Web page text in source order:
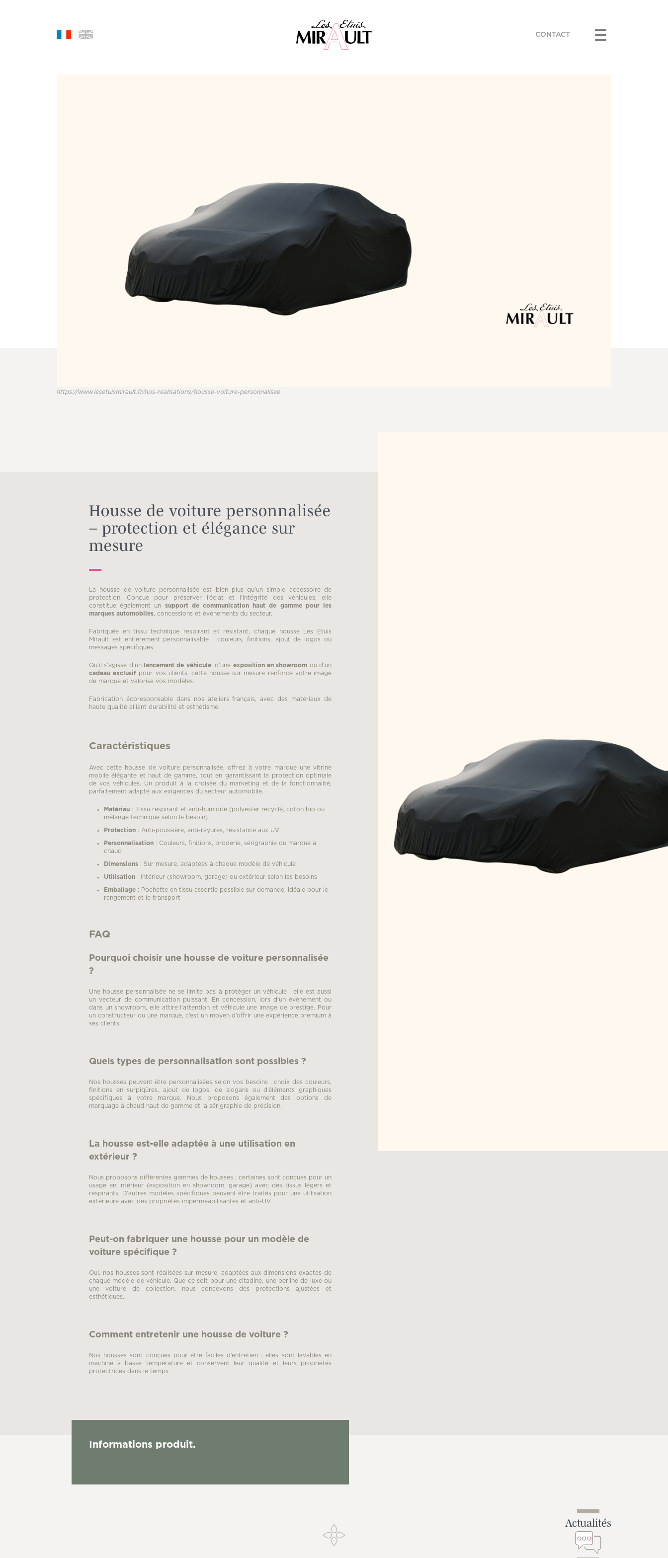
CONTACT
https://www.lesetuismirault.fr/nos-realisations/housse-voiture-personnalisee
Housse de voiture personnalisée
– protection et élégance sur
mesure
La housse de voiture personnalisée est bien plus qu’un simple accessoire de
protection. Conçue pour préserver l’éclat et l’intégrité des véhicules, elle
constitue également un support de communication haut de gamme pour les
marques automobiles, concessions et événements du secteur.
Fabriquée en tissu technique respirant et résistant, chaque housse Les Etuis
Mirault est entièrement personnalisable : couleurs, finitions, ajout de logos ou
messages spécifiques.
Qu’il s’agisse d’un lancement de véhicule, d’une exposition en showroom ou d’un
cadeau exclusif pour vos clients, cette housse sur mesure renforce votre image
de marque et valorise vos modèles.
Fabrication écoresponsable dans nos ateliers français, avec des matériaux de
haute qualité alliant durabilité et esthétisme.
Caractéristiques
Avec cette housse de voiture personnalisée, offrez à votre marque une vitrine
mobile élégante et haut de gamme, tout en garantissant la protection optimale
de vos véhicules. Un produit à la croisée du marketing et de la fonctionnalité,
parfaitement adapté aux exigences du secteur automobile.
Matériau : Tissu respirant et anti-humidité (polyester recyclé, coton bio ou
mélange technique selon le besoin)
Protection : Anti-poussière, anti-rayures, résistance aux UV
Personnalisation : Couleurs, finitions, broderie, sérigraphie ou marque à
chaud
Dimensions : Sur mesure, adaptées à chaque modèle de véhicule
Utilisation : Intérieur (showroom, garage) ou extérieur selon les besoins
Emballage : Pochette en tissu assortie possible sur demande, idéale pour le
rangement et le transport
FAQ
Pourquoi choisir une housse de voiture personnalisée
?
Une housse personnalisée ne se limite pas à protéger un véhicule : elle est aussi
un vecteur de communication puissant. En concession, lors d’un événement ou
dans un showroom, elle attire l’attention et véhicule une image de prestige. Pour
un constructeur ou une marque, c’est un moyen d’offrir une expérience premium à
ses clients.
Quels types de personnalisation sont possibles ?
Nos housses peuvent être personnalisées selon vos besoins : choix des couleurs,
finitions en surpiqûres, ajout de logos, de slogans ou d’éléments graphiques
spécifiques à votre marque. Nous proposons également des options de
marquage à chaud haut de gamme et la sérigraphie de précision.
La housse est-elle adaptée à une utilisation en
extérieur ?
Nous proposons différentes gammes de housses : certaines sont conçues pour un
usage en intérieur (exposition en showroom, garage) avec des tissus légers et
respirants. D’autres modèles spécifiques peuvent être traités pour une utilisation
extérieure avec des propriétés imperméabilisantes et anti-UV.
Peut-on fabriquer une housse pour un modèle de
voiture spécifique ?
Oui, nos housses sont réalisées sur mesure, adaptées aux dimensions exactes de
chaque modèle de véhicule. Que ce soit pour une citadine, une berline de luxe ou
une voiture de collection, nous concevons des protections ajustées et
esthétiques.
Comment entretenir une housse de voiture ?
Nos housses sont conçues pour être faciles d’entretien : elles sont lavables en
machine à basse température et conservent leur qualité et leurs propriétés
protectrices dans le temps.
Informations produit.
Actualités